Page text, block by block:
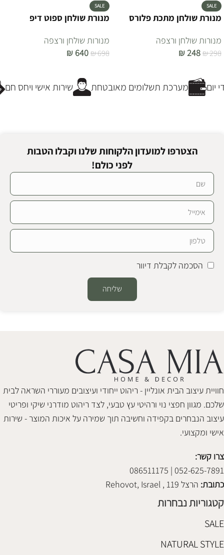
SALE
מנורת שולחן מתכת פלורס
מנורות שולחן ורצפה
₪298
₪248
SALE
מנורת שולחן ספוט דיפ
מנורות שולחן ורצפה
₪698
₪ 640
שירות אישי ויחס חם מערכת תשלומים מאובטחת
הצטרפו למועדון הלקוחות שלנו וקבלו הטבות
לפני כולם!
הסכמה לקבלת דיוור
שליחה
חוויית עיצוב הבית אונליין - ריהוט ייחודי ועיצובים מעוררי השראה לבית
שלכם. מגוון חפצי נוי ורהיטי עץ טבעי, לצד ריהוט מודרני שיקי ופריטי
עיצוב הנבחרים בקפידה וחשיבה תוך שמירה על איכות המוצר - שירות
אישי ומקצועי.
צרו קשר:
052-625-7891 | 086511175
כתובת: הרצל 119 , Rehovot, Israel
קטגוריות נבחרות
SALE
NATURAL STYLE